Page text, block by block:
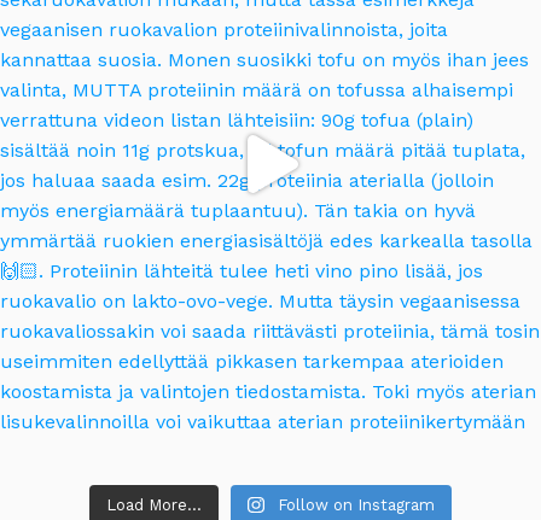
Load More... Follow on Instagram